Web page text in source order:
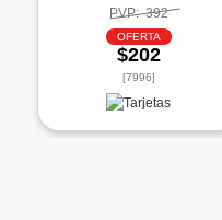
PVP: 392
OFERTA
$202
[7996]